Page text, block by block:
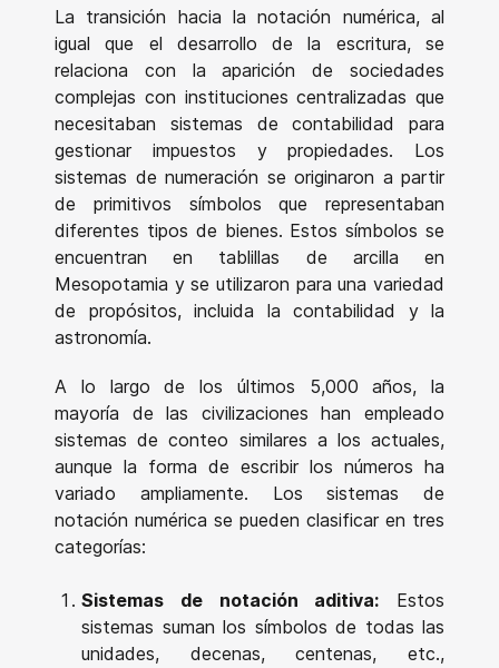
La transición hacia la notación numérica, al
igual que el desarrollo de la escritura, se
relaciona con la aparición de sociedades
complejas con instituciones centralizadas que
necesitaban sistemas de contabilidad para
gestionar impuestos y propiedades. Los
sistemas de numeración se originaron a partir
de primitivos símbolos que representaban
diferentes tipos de bienes. Estos símbolos se
encuentran en tablillas de arcilla en
Mesopotamia y se utilizaron para una variedad
de propósitos, incluida la contabilidad y la
astronomía.
A lo largo de los últimos 5,000 años, la
mayoría de las civilizaciones han empleado
sistemas de conteo similares a los actuales,
aunque la forma de escribir los números ha
variado ampliamente. Los sistemas de
notación numérica se pueden clasificar en tres
categorías:
Sistemas de notación aditiva: Estos
sistemas suman los símbolos de todas las
unidades, decenas, centenas, etc.,